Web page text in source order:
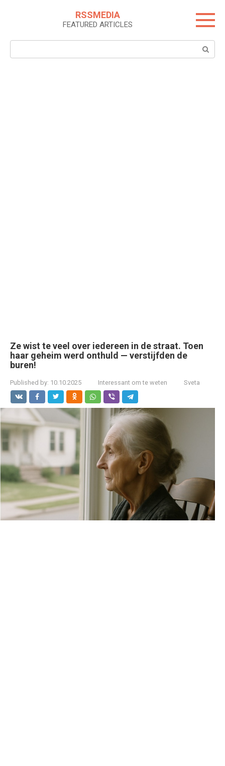
RSSMEDIA
FEATURED ARTICLES
Search:
Ze wist te veel over iedereen in de straat. Toen
haar geheim werd onthuld — verstijfden de
buren!
Published by: 10.10.2025 Interessant om te weten Sveta